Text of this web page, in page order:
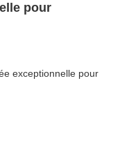
pour